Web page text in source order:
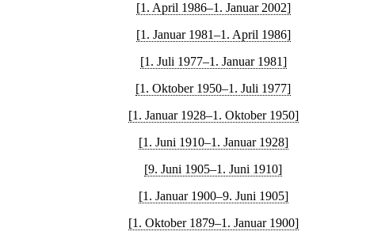
[1. April 1986–1. Januar 2002]
[1. Januar 1981–1. April 1986]
[1. Juli 1977–1. Januar 1981]
[1. Oktober 1950–1. Juli 1977]
[1. Januar 1928–1. Oktober 1950]
[1. Juni 1910–1. Januar 1928]
[9. Juni 1905–1. Juni 1910]
[1. Januar 1900–9. Juni 1905]
[1. Oktober 1879–1. Januar 1900]